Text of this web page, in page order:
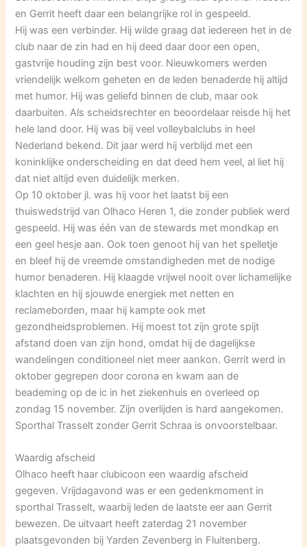
en Gerrit heeft daar een belangrijke rol in gespeeld.
Hij was een verbinder. Hij wilde graag dat iedereen het in de
club naar de zin had en hij deed daar door een open,
gastvrije houding zijn best voor. Nieuwkomers werden
vriendelijk welkom geheten en de leden benaderde hij altijd
met humor. Hij was geliefd binnen de club, maar ook
daarbuiten. Als scheidsrechter en beoordelaar reisde hij het
hele land door. Hij was bij veel volleybalclubs in heel
Nederland bekend. Dit jaar werd hij verblijd met een
koninklijke onderscheiding en dat deed hem veel, al liet hij
dat niet altijd even duidelijk merken.
Op 10 oktober jl. was hij voor het laatst bij een
thuiswedstrijd van Olhaco Heren 1, die zonder publiek werd
gespeeld. Hij was één van de stewards met mondkap en
een geel hesje aan. Ook toen genoot hij van het spelletje
en bleef hij de vreemde omstandigheden met de nodige
humor benaderen. Hij klaagde vrijwel nooit over lichamelijke
klachten en hij sjouwde energiek met netten en
reclameborden, maar hij kampte ook met
gezondheidsproblemen. Hij moest tot zijn grote spijt
afstand doen van zijn hond, omdat hij de dagelijkse
wandelingen conditioneel niet meer aankon. Gerrit werd in
oktober gegrepen door corona en kwam aan de
beademing op de ic in het ziekenhuis en overleed op
zondag 15 november. Zijn overlijden is hard aangekomen.
Sporthal Trasselt zonder Gerrit Schraa is onvoorstelbaar.
Waardig afscheid
Olhaco heeft haar clubicoon een waardig afscheid
gegeven. Vrijdagavond was er een gedenkmoment in
sporthal Trasselt, waarbij leden de laatste eer aan Gerrit
bewezen. De uitvaart heeft zaterdag 21 november
plaatsgevonden bij Yarden Zevenberg in Fluitenberg.